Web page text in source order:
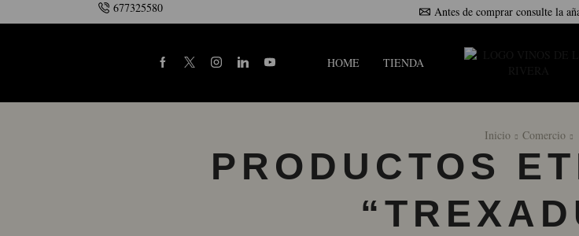
677325580 Antes de comprar consulte la
HOME TIENDA
Inicio Comercio
PRODUCTOS